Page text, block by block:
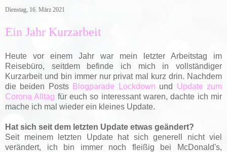
Dienstag, 16. März 2021
Ein Jahr Kurzarbeit
Heute vor einem Jahr war mein letzter Arbeitstag im
Reisebüro, seitdem befinde ich mich in vollständiger
Kurzarbeit und bin immer nur privat mal kurz drin. Nachdem
die beiden Posts Blogparade Lockdown und Update zum
Corona Alltag für euch so interessant waren, dachte ich mir
mache ich mal wieder ein kleines Update.
Hat sich seit dem letzten Update etwas geändert?
Seit meinem letzten Update hat sich generell nicht viel
verändert, ich bin immer noch fleißig bei McDonald's,